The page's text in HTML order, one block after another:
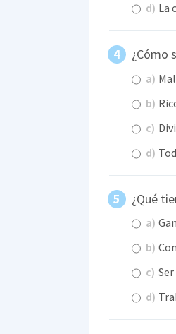
d) La
¿Cómo
a)
b)
c)
d)
¿Qué
a)
b)
c)
d)